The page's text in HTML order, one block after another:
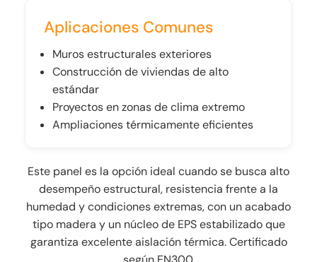
Aplicaciones Comunes
Muros estructurales exteriores
Construcción de viviendas de alto
estándar
Proyectos en zonas de clima extremo
Ampliaciones térmicamente eficientes
Este panel es la opción ideal cuando se busca alto
desempeño estructural, resistencia frente a la
humedad y condiciones extremas, con un acabado
tipo madera y un núcleo de EPS estabilizado que
garantiza excelente aislación térmica. Certificado